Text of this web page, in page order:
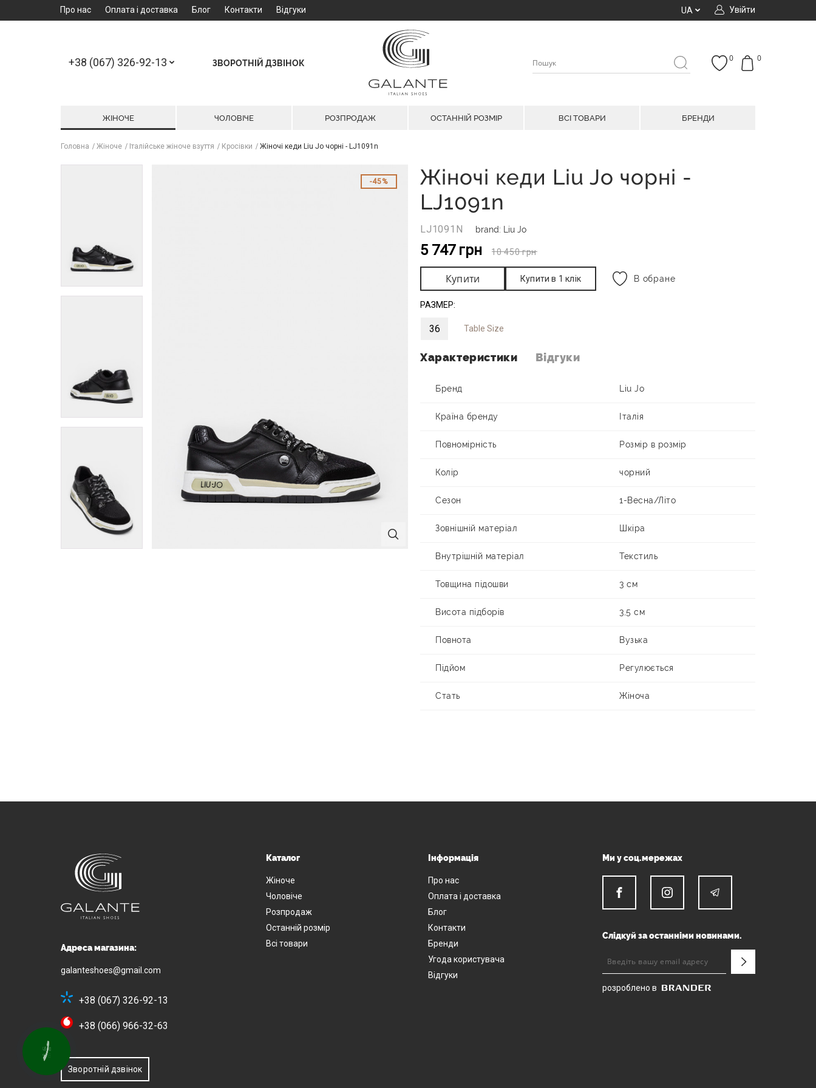
Про нас Оплата і доставка Блог Контакти Відгуки Увійти
UA
+38 (067) 326-92-13 ЗВОРОТНІЙ ДЗВІНОК
0
0
ЖІНОЧЕ ЧОЛОВІЧЕ РОЗПРОДАЖ ОСТАННІЙ РОЗМІР ВСІ ТОВАРИ БРЕНДИ
Головна Жіноче Італійське жіноче взуття Кросівки Жіночі кеди Liu Jo чорні - LJ1091n
45%
Жіночі кеди Liu Jo чорні -
LJ1091n
LJ1091N brand: Liu Jo
5 747 грн 10 450грн
Купити Купити в 1 клік В обране
РАЗМЕР:
36 Table Size
Характеристики Відгуки
Бренд Liu Jo
Країна бренду Італія
Повномірність Розмір в розмір
Колір чорний
Сезон 1-Весна/Літо
Зовнішній матеріал Шкіра
Внутрішній матеріал Текстиль
Товщина підошви 3 см
Висота підборів 3,5 см
Повнота Вузька
Підйом Регулюється
Стать Жіноча
Адреса магазина:
galanteshoes@gmail.com
+38 (067) 326-92-13
+38 (066) 966-32-63
Зворотній дзвінок
Каталог
Жіноче
Чоловіче
Розпродаж
Останній розмір
Всі товари
Інформація
Про нас
Оплата і доставка
Блог
Контакти
Бренди
Угода користувача
Відгуки
Ми у соц.мережах
Слідкуй за останніми новинами.
розроблено в
КНОПКА
ЗВ'ЯЗКУ